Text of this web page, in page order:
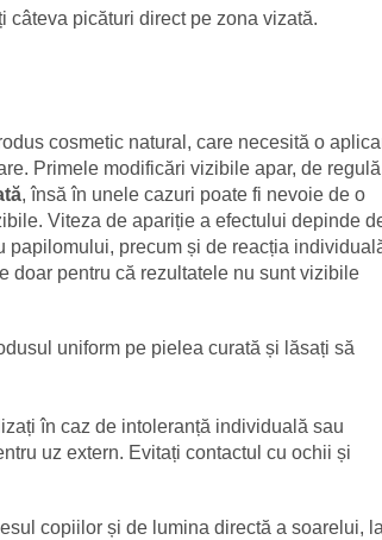
câteva picături direct pe zona vizată.
cosmetic natural, care necesită o
Primele modificări vizibile apar, de
, însă în unele cazuri poate fi nevoie de o
Viteza de apariție a efectului depinde
precum și de reacția
doar pentru că rezultatele nu sunt vizibile
uniform pe pielea curată și lăsați să
în caz de intoleranță individuală sau
uz extern. Evitați contactul cu ochii și
copiilor și de lumina directă a soarelui, la